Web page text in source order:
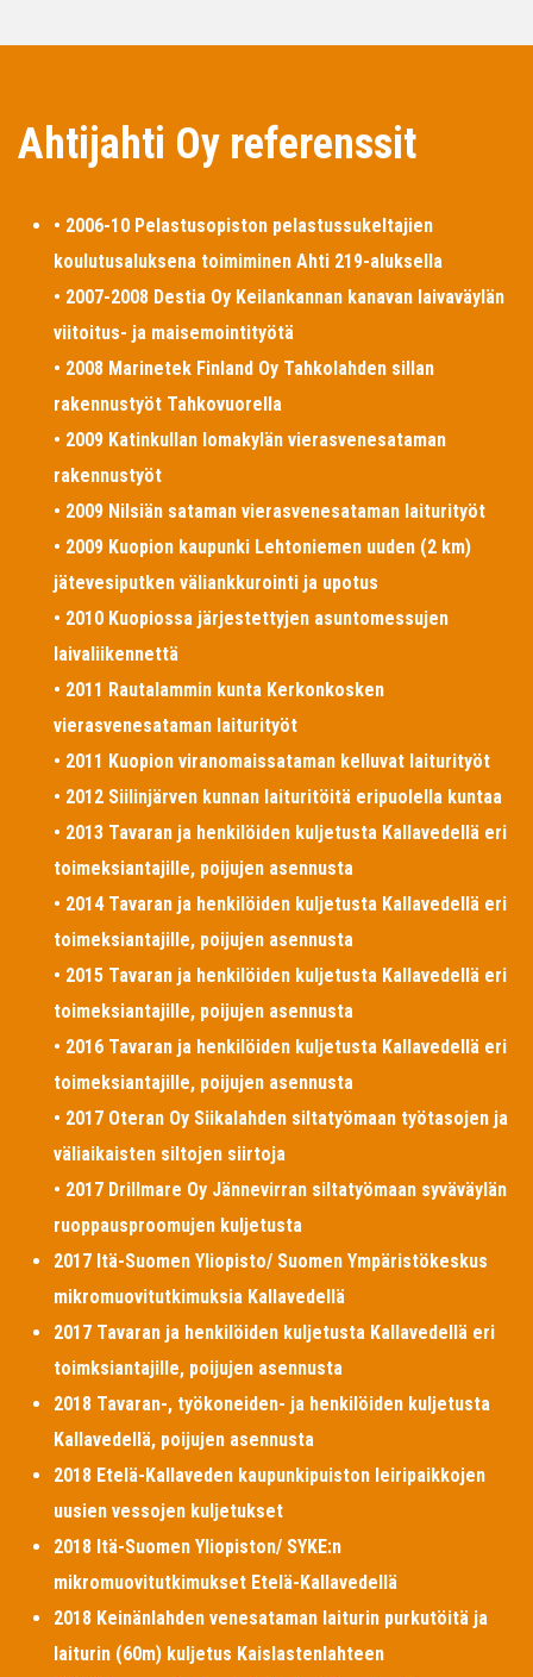
Ahtijahti Oy referenssit
• 2006-10 Pelastusopiston pelastussukeltajien
koulutusaluksena toimiminen Ahti 219-aluksella
• 2007-2008 Destia Oy Keilankannan kanavan laivaväylän
viitoitus- ja maisemointityötä
• 2008 Marinetek Finland Oy Tahkolahden sillan
rakennustyöt Tahkovuorella
• 2009 Katinkullan lomakylän vierasvenesataman
rakennustyöt
• 2009 Nilsiän sataman vierasvenesataman laiturityöt
• 2009 Kuopion kaupunki Lehtoniemen uuden (2 km)
jätevesiputken väliankkurointi ja upotus
• 2010 Kuopiossa järjestettyjen asuntomessujen
laivaliikennettä
• 2011 Rautalammin kunta Kerkonkosken
vierasvenesataman laiturityöt
• 2011 Kuopion viranomaissataman kelluvat laiturityöt
• 2012 Siilinjärven kunnan laituritöitä eripuolella kuntaa
• 2013 Tavaran ja henkilöiden kuljetusta Kallavedellä eri
toimeksiantajille, poijujen asennusta
• 2014 Tavaran ja henkilöiden kuljetusta Kallavedellä eri
toimeksiantajille, poijujen asennusta
• 2015 Tavaran ja henkilöiden kuljetusta Kallavedellä eri
toimeksiantajille, poijujen asennusta
• 2016 Tavaran ja henkilöiden kuljetusta Kallavedellä eri
toimeksiantajille, poijujen asennusta
• 2017 Oteran Oy Siikalahden siltatyömaan työtasojen ja
väliaikaisten siltojen siirtoja
• 2017 Drillmare Oy Jännevirran siltatyömaan syväväylän
ruoppausproomujen kuljetusta
2017 Itä-Suomen Yliopisto/ Suomen Ympäristökeskus
mikromuovitutkimuksia Kallavedellä
2017 Tavaran ja henkilöiden kuljetusta Kallavedellä eri
toimksiantajille, poijujen asennusta
2018 Tavaran-, työkoneiden- ja henkilöiden kuljetusta
Kallavedellä, poijujen asennusta
2018 Etelä-Kallaveden kaupunkipuiston leiripaikkojen
uusien vessojen kuljetukset
2018 Itä-Suomen Yliopiston/ SYKE:n
mikromuovitutkimukset Etelä-Kallavedellä
2018 Keinänlahden venesataman laiturin purkutöitä ja
laiturin (60m) kuljetus Kaislastenlahteen